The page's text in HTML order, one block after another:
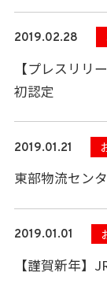
2019.02.28
【プレスリリ
初認定
2019.01.21
東部物流セン
2019.01.01
【謹賀新年】